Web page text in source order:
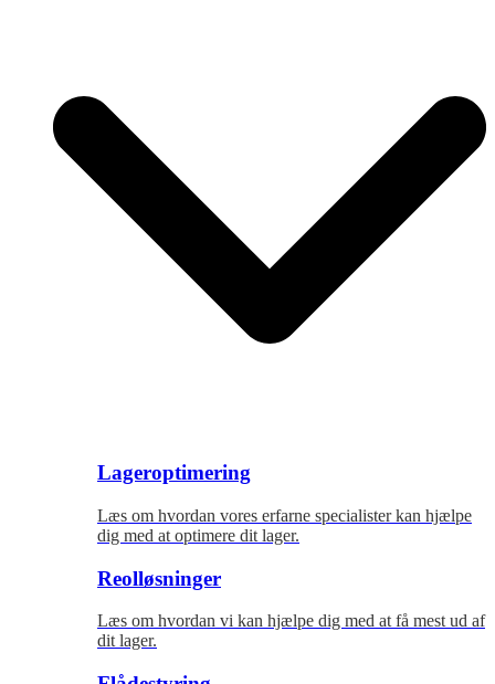
Lageroptimering
Læs om hvordan vores erfarne specialister kan hjælpe
dig med at optimere dit lager.
Reolløsninger
Læs om hvordan vi kan hjælpe dig med at få mest ud af
dit lager.